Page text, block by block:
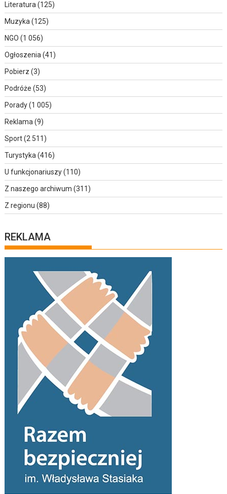
Literatura (125)
Muzyka (125)
NGO (1 056)
Ogłoszenia (41)
Pobierz (3)
Podróże (53)
Porady(1 005)
Reklama (9)
Sport(2 511)
Turystyka (416)
U funkcjonariuszy(110)
Z naszego archiwum (311)
Z regionu (88)
REKLAMA